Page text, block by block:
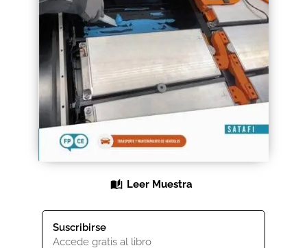
Checkout
CONDICIONES DE COMPRA
Contacto
Contenido gratuito
Distribuidores
Leer Muestra
Suscribirse
Accede gratis al libro